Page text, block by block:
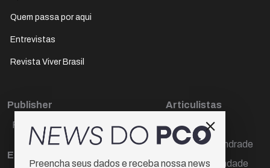
Quem passa por aqui
Entrevistas
Revista Viver Brasil
Publisher
Paulo Cesar de Oliveira
Editora Chefe
Articulistas
Décio Freire
Dr Marcos Andrade
Hamilton Trindade
Preencha seus dados e receba nossa news